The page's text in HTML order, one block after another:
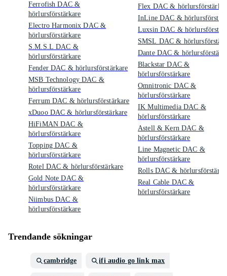
Ferrofish DAC &
hörlursförstärkare
Electro Harmonix DAC &
hörlursförstärkare
S.M.S.L DAC &
hörlursförstärkare
Fender DAC & hörlursförstärkare
MSB Technology DAC &
hörlursförstärkare
Ferrum DAC & hörlursförstärkare
xDuoo DAC & hörlursförstärkare
HiFiMAN DAC &
hörlursförstärkare
Topping DAC &
hörlursförstärkare
Rotel DAC & hörlursförstärkare
Gold Note DAC &
hörlursförstärkare
Niimbus DAC &
hörlursförstärkare
Flex DAC &
InLine DAC &
Luxsin DAC &
SMSL DAC &
Dante DAC &
Blackstar DAC &
hörlursförstärkare
Omnitronic DAC &
hörlursförstärkare
IK Multimedia DAC &
hörlursförstärkare
Astell & Kern DAC &
hörlursförstärkare
Line Magnetic DAC &
hörlursförstärkare
Rolls DAC &
Real Cable DAC &
hörlursförstärkare
Trendande sökningar
cambridge ifi audio go link max